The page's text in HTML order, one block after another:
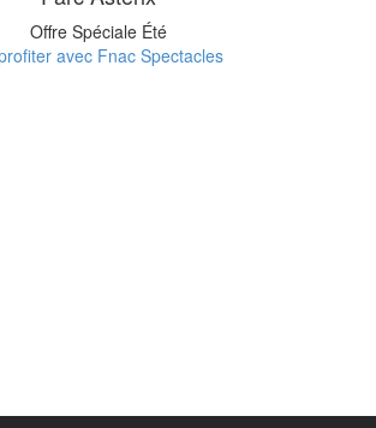
Offre Spéciale Été
avec Fnac Spectacles